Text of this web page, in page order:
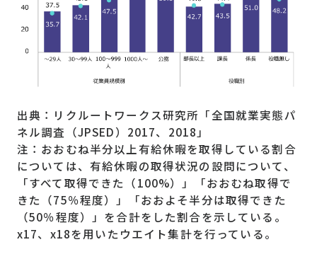
出典：リクルートワークス研究所「全国就業実態パ
ネル調査（JPSED）2017、2018」
注：おおむね半分以上有給休暇を取得している割合
については、有給休暇の取得状況の設問について、
「すべて取得できた（100%）」「おおむね取得で
きた（75％程度）」「おおよそ半分は取得できた
（50％程度）」を合計をした割合を示している。
x17、x18を用いたウエイト集計を行っている。